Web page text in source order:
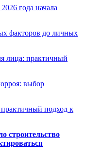
года начала
факторов до личных
лица: практичный
выбор
подход к
строительство